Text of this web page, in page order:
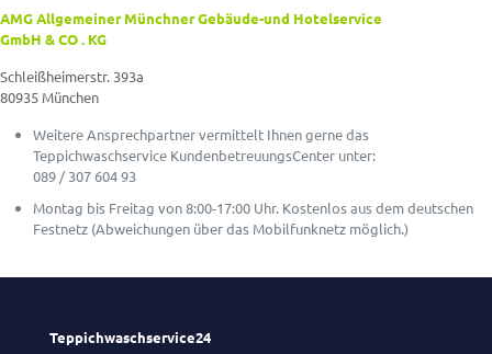
AMG Allgemeiner Münchner Gebäude-und Hotelservice
GmbH & CO . KG
Schleißheimerstr. 393a
80935 München
Weitere Ansprechpartner vermittelt Ihnen gerne das
Teppichwaschservice KundenbetreuungsCenter unter:
089 / 307 604 93
Montag bis Freitag von 8:00-17:00 Uhr. Kostenlos aus dem deutschen
Festnetz (Abweichungen über das Mobilfunknetz möglich.)
Teppichwaschservice24